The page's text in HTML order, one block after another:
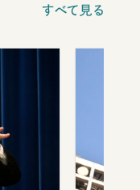
すべて見る